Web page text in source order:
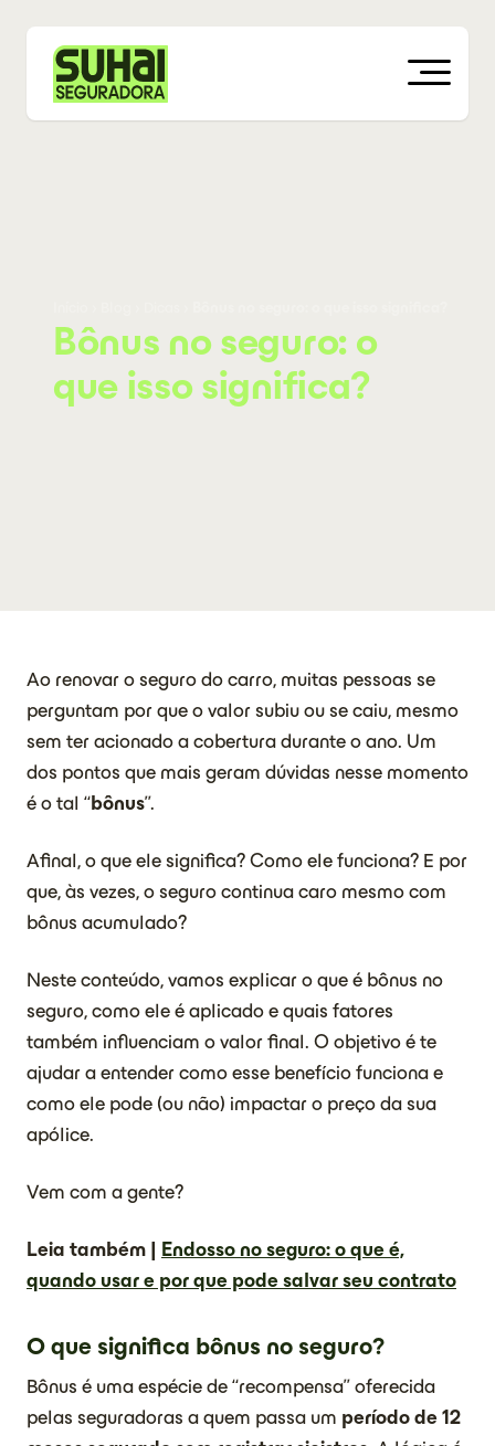
Bônus no seguro: o
que isso significa?
Ao renovar o seguro do carro, muitas pessoas se
perguntam por que o valor subiu ou se caiu, mesmo
sem ter acionado a cobertura durante o ano. Um
dos pontos que mais geram dúvidas nesse momento
é o tal “bônus”.
Afinal, o que ele significa? Como ele funciona? E por
que, às vezes, o seguro continua caro mesmo com
bônus acumulado?
Neste conteúdo, vamos explicar o que é bônus no
seguro, como ele é aplicado e quais fatores
também influenciam o valor final. O objetivo é te
ajudar a entender como esse benefício funciona e
como ele pode (ou não) impactar o preço da sua
apólice.
Vem com a gente?
Leia também |
Endosso no seguro: o que é,
quando usar e por que pode salvar seu contrato
O que significa bônus no seguro?
Bônus é uma espécie de “recompensa” oferecida
pelas seguradoras a quem passa um período de 12